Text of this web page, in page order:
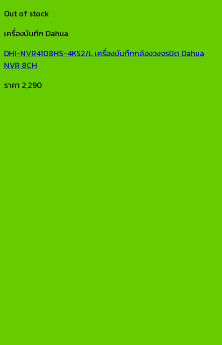
Out of stock
เครื่องบันทึก Dahua
DHI-NVR4108HS-4KS2/L เครื่องบันทึกกล้องวงจรปิด Dahua
NVR 8CH
ราคา 2,290